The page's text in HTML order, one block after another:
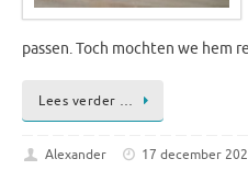
passen. Toch mochten we hem
Lees verder …
Alexander
17 december